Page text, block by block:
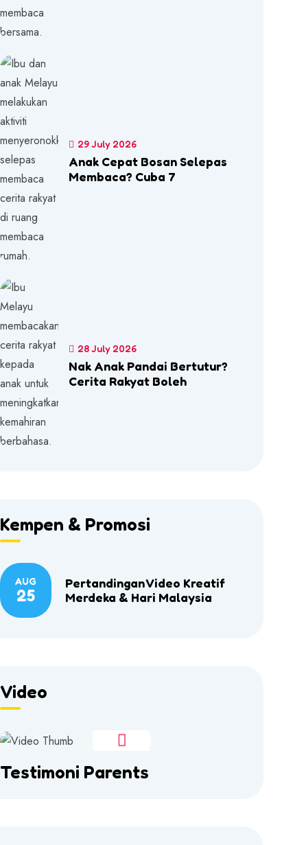
29 July 2026
Anak Cepat Bosan Selepas
Membaca? Cuba 7
28 July 2026
Nak Anak Pandai Bertutur?
Cerita Rakyat Boleh
Kempen & Promosi
AUG
25
Pertandingan Video Kreatif
Merdeka & Hari Malaysia
Video
Testimoni Parents